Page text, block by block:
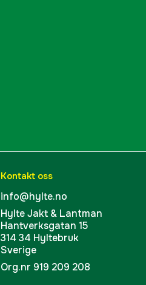
Kontakt oss
info@hylte.no
Hylte Jakt & Lantman
Hantverksgatan 15
314 34 Hyltebruk
Sverige
Org.nr 919 209 208